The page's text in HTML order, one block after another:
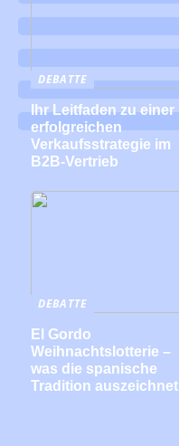
DEBATTE
Ihr Leitfaden zu einer
erfolgreichen
Verkaufsstrategie im
B2B-Vertrieb
DEBATTE
El Gordo
Weihnachtslotterie –
was die spanische
Tradition auszeichnet